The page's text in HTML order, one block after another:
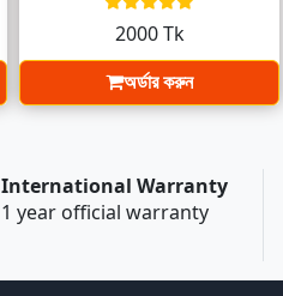
2000 Tk
অর্ডার করুন
International Warranty
1 year official warranty